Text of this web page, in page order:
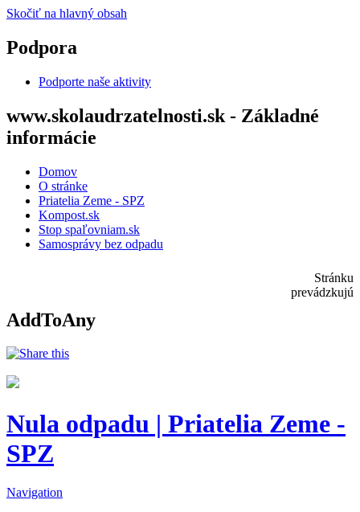
Skočiť na hlavný obsah
Podpora
Podporte naše aktivity
www.skolaudrzatelnosti.sk - Základné
informácie
Domov
O stránke
Priatelia Zeme - SPZ
Kompost.sk
Stop spaľovniam.sk
Samosprávy bez odpadu
Stránku
prevádzkujú
AddToAny
Nula odpadu | Priatelia Zeme -
SPZ
Navigation